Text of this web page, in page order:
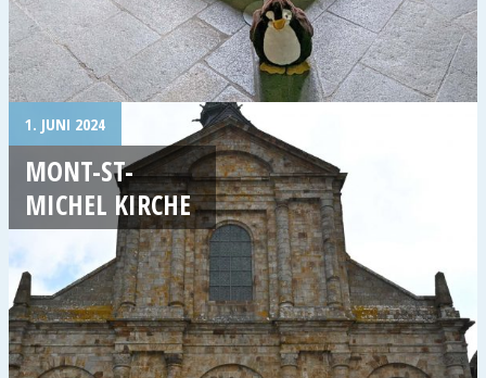
1. JUNI 2024
MONT-ST-
MICHEL KIRCHE